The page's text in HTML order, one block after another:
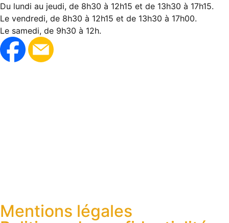
Du lundi au jeudi, de 8h30 à 12h15 et de 13h30 à 17h15.
Le vendredi, de 8h30 à 12h15 et de 13h30 à 17h00.
Le samedi, de 9h30 à 12h.
Mentions légales